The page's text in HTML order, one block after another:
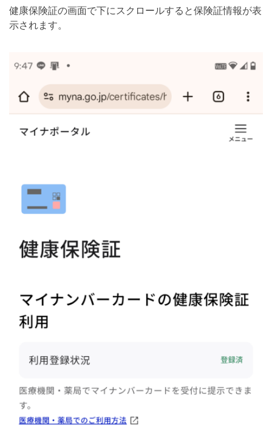
健康保険証の画面で下にスクロールすると保険証情報が表
示されます。